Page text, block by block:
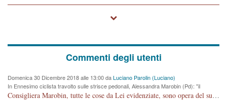
Commenti degli utenti
Domenica 30 Dicembre 2018 alle 13:00 daLuciano Parolin (Luciano)
In Ennesimo ciclista travolto sulle strisce pedonali, Alessandra Marobin (Pd): "il
Comune si svegli"
Consigliera Marobin, tutte le cose da Lei evidenziate, sono opera del suo ex Assessore e compagno di Partito Antonio Marco Dalla Pozza Assessore alla "progettazione" di piste ciclabili e altre porcherie. A lui manderei il conto da saldare per incidenti e danni alle persone. E' ora che "finiamola." Avete perso rassegnatevi. qui IL SINDACO RUCCO NON C'ENTRA PER NIENTE. CAPITO!!!!!!!! Amen.